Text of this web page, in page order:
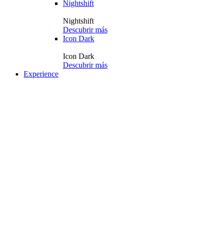
Nightshift
Nightshift
Descubrir más
Icon Dark
Icon Dark
Descubrir más
Experience